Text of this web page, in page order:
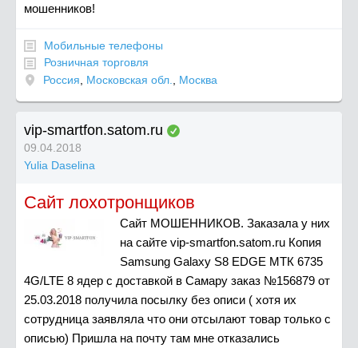
мошенников!
Мобильные телефоны
Розничная торговля
Россия
Московская обл. Москва
vip-smartfon.satom.ru
09.04.2018
Yulia Daselina
Сайт лохотронщиков
Сайт МОШЕННИКОВ. Заказала у них
на сайте vip-smartfon.satom.ru Копия
Samsung Galaxy S8 EDGE МТК 6735
4G/LTE 8 ядер с доставкой в Самару заказ №156879 от
25.03.2018 получила посылку без описи ( хотя их
сотрудница заявляла что они отсылают товар только с
описью) Пришла на почту там мне отказались